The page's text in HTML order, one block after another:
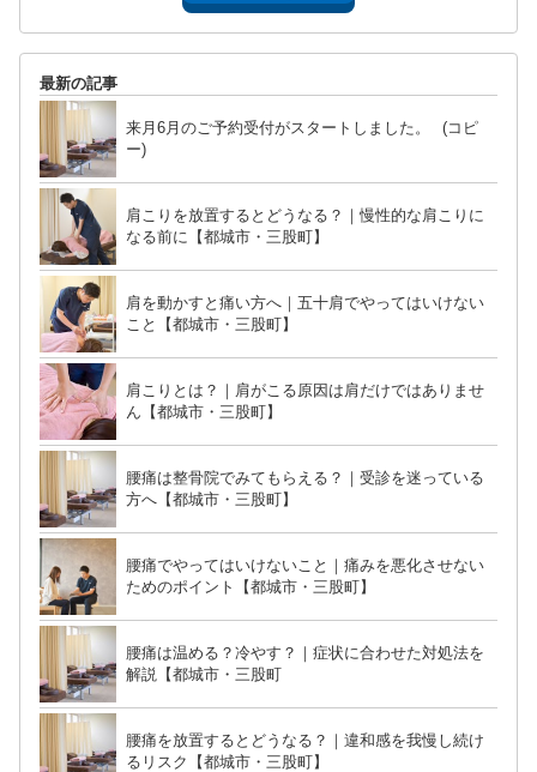
最新の記事
来月6月のご予約受付がスタートしました。 (コピ
ー)
肩こりを放置するとどうなる？｜慢性的な肩こりに
なる前に【都城市・三股町】
肩を動かすと痛い方へ｜五十肩でやってはいけない
こと【都城市・三股町】
肩こりとは？｜肩がこる原因は肩だけではありませ
ん【都城市・三股町】
腰痛は整骨院でみてもらえる？｜受診を迷っている
方へ【都城市・三股町】
腰痛でやってはいけないこと｜痛みを悪化させない
ためのポイント【都城市・三股町】
腰痛は温める？冷やす？｜症状に合わせた対処法を
解説【都城市・三股町
腰痛を放置するとどうなる？｜違和感を我慢し続け
るリスク【都城市・三股町】